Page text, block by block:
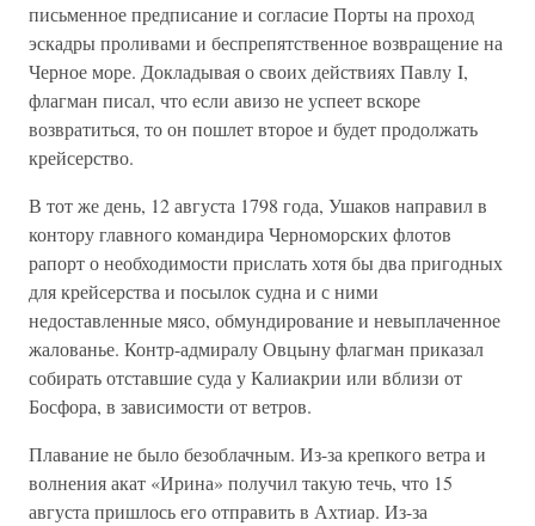
письменное предписание и согласие Порты на проход
эскадры проливами и беспрепятственное возвращение на
Черное море. Докладывая о своих действиях Павлу I,
флагман писал, что если авизо не успеет вскоре
возвратиться, то он пошлет второе и будет продолжать
крейсерство.
В тот же день, 12 августа 1798 года, Ушаков направил в
контору главного командира Черноморских флотов
рапорт о необходимости прислать хотя бы два пригодных
для крейсерства и посылок судна и с ними
недоставленные мясо, обмундирование и невыплаченное
жалованье. Контр-адмиралу Овцыну флагман приказал
собирать отставшие суда у Калиакрии или вблизи от
Босфора, в зависимости от ветров.
Плавание не было безоблачным. Из-за крепкого ветра и
волнения акат «Ирина» получил такую течь, что 15
августа пришлось его отправить в Ахтиар. Из-за